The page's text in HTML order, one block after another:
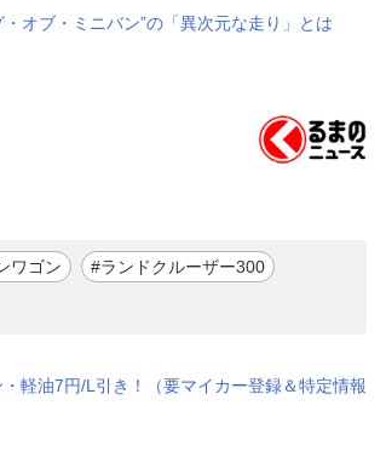
オブ・ミニバン”の「異次元な走り」とは
ワゴン #ランドクルーザー300
軽油7円/L引き！（要マイカー登録＆特定情報